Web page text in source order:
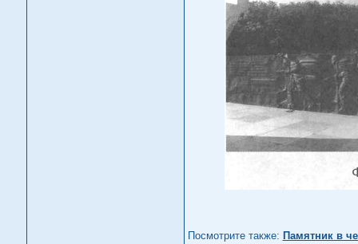
Посмотрите также: Памятник в